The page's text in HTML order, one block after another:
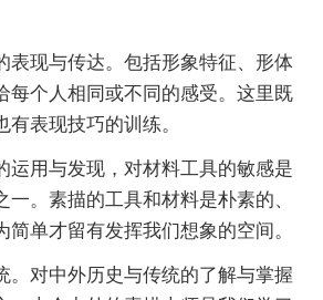
表现与传达。包括形象特征、形体
每个人相同或不同的感受。这里既
表现技巧的训练。
运用与发现，对材料工具的敏感是
一。素描的工具和材料是朴素的、
简单才留有发挥我们想象的空间。
。对中外历史与传统的了解与掌握